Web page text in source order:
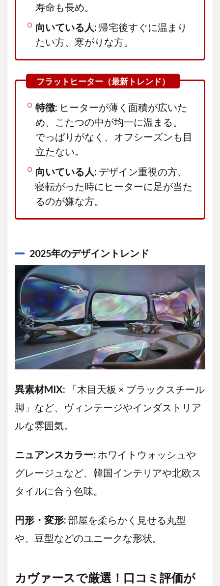
に変える
コタツ、
魔法の
60×75cm
3.3.1
「75cm」
疑え。計
算し尽く
イズ感
3.3.2
「木
目」へ
のこだ
が、部
を上げ
る
憧れの
つライ
フ」
3.3.4
結論：
これは
「こた
つ」以
上の
「空間
のアッ
です
3.4
厳選
④「人
と、テ
が狭
そんな
グの永
遠の課
題を解
決す
式」こ
寿命も長め。
向いている人: 帰宅後すぐに温まり
たい方、寒がりな方。
特徴: ヒーターが薄く面積が広いた
め、こたつの中が均一に温まる。
でっぱりがなく、オフシーズンも目
立たない。
向いている人: デザイン重視の方、
寝転がった時にヒーターに足が当た
るのが嫌な方。
2025年のデザイントレンド
異素材MIX: 「木目天板 × ブラックスチール
脚」など、ヴィンテージやインダストリア
ルな雰囲気。
ニュアンスカラー: ホワイトウォッシュや
グレージュなど、韓国インテリアや北欧ス
タイルに合う色味。
円形・変形: 部屋を柔らかく見せる丸型
や、豆型などのユニークな形状。
カヴァースで厳選！口コミ評価が